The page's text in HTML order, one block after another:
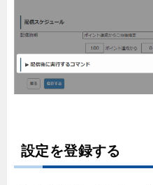
設定を登録する